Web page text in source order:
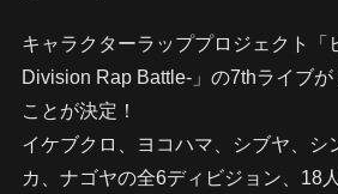
キャラクターラッププロジェクト「
Division Rap Battle-」の7thライブ
ことが決定！
イケブクロ、ヨコハマ、シブヤ、シ
カ、ナゴヤの全6ディビジョン、18